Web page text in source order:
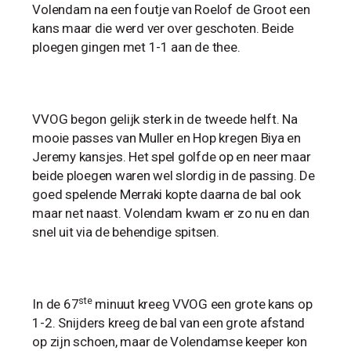
Volendam na een foutje van Roelof de Groot een
kans maar die werd ver over geschoten. Beide
ploegen gingen met 1-1 aan de thee.
VVOG begon gelijk sterk in de tweede helft. Na
mooie passes van Muller en Hop kregen Biya en
Jeremy kansjes. Het spel golfde op en neer maar
beide ploegen waren wel slordig in de passing. De
goed spelende Merraki kopte daarna de bal ook
maar net naast. Volendam kwam er zo nu en dan
snel uit via de behendige spitsen.
In de 67steminuut kreeg VVOG een grote kans op
1-2. Snijders kreeg de bal van een grote afstand
op zijn schoen, maar de Volendamse keeper kon